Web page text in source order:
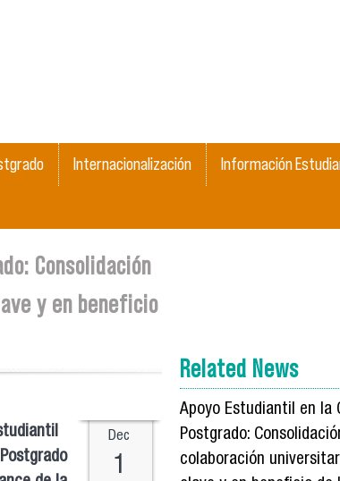
Internacionalización Información
Consolidación
y en beneficio
Dec
1
Related News
Apoyo Estudiantil en la
Postgrado:
colaboración